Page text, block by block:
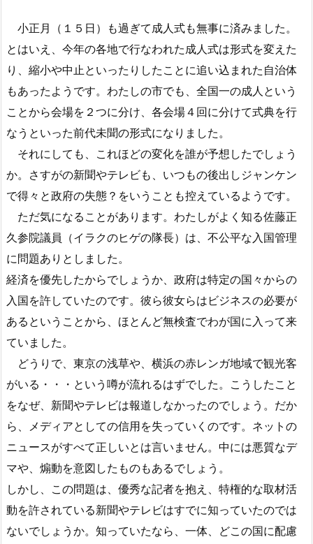
小正月（１５日）も過ぎて成人式も無事に済みました。
とはいえ、今年の各地で行なわれた成人式は形式を変えた
り、縮小や中止といったりしたことに追い込まれた自治体
もあったようです。わたしの市でも、全国一の成人という
ことから会場を２つに分け、各会場４回に分けて式典を行
なうといった前代未聞の形式になりました。
それにしても、これほどの変化を誰が予想したでしょう
か。さすがの新聞やテレビも、いつもの後出しジャンケン
で得々と政府の失態？をいうことも控えているようです。
ただ気になることがあります。わたしがよく知る佐藤正
久参院議員（イラクのヒゲの隊長）は、不公平な入国管理
に問題ありとしました。
経済を優先したからでしょうか、政府は特定の国々からの
入国を許していたのです。彼ら彼女らはビジネスの必要が
あるということから、ほとんど無検査でわが国に入って来
ていました。
どうりで、東京の浅草や、横浜の赤レンガ地域で観光客
がいる・・・という噂が流れるはずでした。こうしたこと
をなぜ、新聞やテレビは報道しなかったのでしょう。だか
ら、メディアとしての信用を失っていくのです。ネットの
ニュースがすべて正しいとは言いません。中には悪質なデ
マや、煽動を意図したものもあるでしょう。
しかし、この問題は、優秀な記者を抱え、特権的な取材活
動を許されている新聞やテレビはすでに知っていたのでは
ないでしょうか。知っていたなら、一体、どこの国に配慮